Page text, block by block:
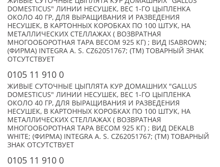
DOMESTICUS" ЛИНИИ НЕСУШЕК, ВЕС 1-ГО ЦЫПЛЕНКА
ОКОЛО 40 ГР, ДЛЯ ВЫРАЩИВАНИЯ И РАЗВЕДЕНИЯ
НЕСУШЕК, В КАРТОННЫХ КОРОБКАХ ПО 100 ШТУК, НА
МЕТАЛЛИЧЕСКИХ СТЕЛЛАЖАХ ( ВОЗВРАТНАЯ
МНОГООБОРОТНАЯ ТАРА ВЕСОМ 925 КГ) ; ВИД ISABROWN;
(ФИРМА) INTEGRA A. S. CZ62051767; (TM) ТОВАРНЫЙ ЗНАК
ОТСУТСТВУЕТ
0105 11 910 0
ЖИВЫЕ СУТОЧНЫЕ ЦЫПЛЯТА КУР ДОМАШНИХ "GALLUS
DOMESTICUS" ЛИНИИ НЕСУШЕК, ВЕС 1-ГО ЦЫПЛЕНКА
ОКОЛО 40 ГР, ДЛЯ ВЫРАЩИВАНИЯ И РАЗВЕДЕНИЯ
НЕСУШЕК, В КАРТОННЫХ КОРОБКАХ ПО 100 ШТУК, НА
МЕТАЛЛИЧЕСКИХ СТЕЛЛАЖАХ ( ВОЗВРАТНАЯ
МНОГООБОРОТНАЯ ТАРА ВЕСОМ 925 КГ) ; ВИД DEKALB
WHITE; (ФИРМА) INTEGRA A. S. CZ62051767; (TM) ТОВАРНЫЙ
ЗНАК ОТСУТСТВУЕТ
0105 11 910 0